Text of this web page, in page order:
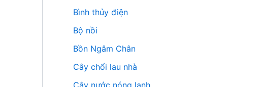
Bình thủy điện
Bộ nồi
Bồn Ngâm Chân
Cây chổi lau nhà